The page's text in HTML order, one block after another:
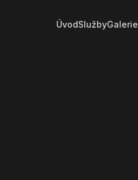
ÚvodSlužbyGalerie